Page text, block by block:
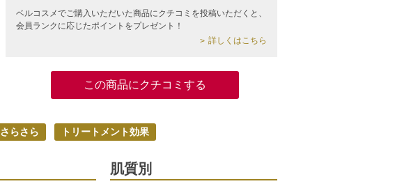
ベルコスメでご購入いただいた商品にクチコミを投稿いただくと、
会員ランクに応じたポイントをプレゼント！
詳しくはこちら
この商品にクチコミする
さらさら トリートメント効果
肌質別